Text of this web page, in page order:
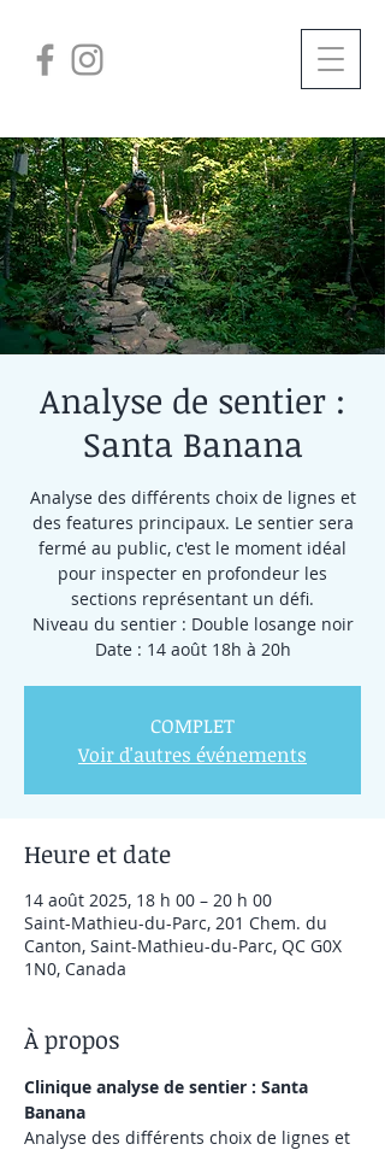
Analyse de sentier :
Santa Banana
Analyse des différents choix de lignes et
des features principaux. Le sentier sera
fermé au public, c'est le moment idéal
pour inspecter en profondeur les
sections représentant un défi.
Niveau du sentier : Double losange noir
Date : 14 août 18h à 20h
COMPLET
Voir d'autres événements
Heure et date
14 août 2025, 18 h 00 – 20 h 00
Saint-Mathieu-du-Parc, 201 Chem. du
Canton, Saint-Mathieu-du-Parc, QC G0X
1N0, Canada
À propos
Clinique analyse de sentier : Santa
Banana
Analyse des différents choix de lignes et